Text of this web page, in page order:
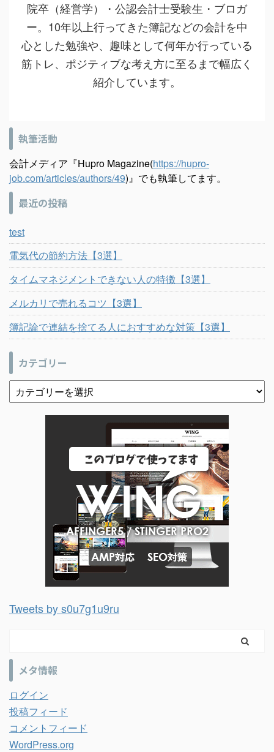
院卒（経営学）・公認会計士受験生・ブロガ
ー。10年以上行ってきた簿記などの会計を中
心とした勉強や、趣味として何年か行っている
筋トレ、ポジティブな考え方に至るまで幅広く
紹介しています。
執筆活動
会計メディア『Hupro Magazine(https://hupro-
job.com/articles/authors/49)』でも執筆してます。
最近の投稿
test
電気代の節約方法【3選】
タイムマネジメントできない人の特徴【3選】
メルカリで売れるコツ【3選】
簿記論で連結を捨てる人におすすめな対策【3選】
カテゴリー
Tweets by s0u7g1u9ru
メタ情報
ログイン
投稿フィード
コメントフィード
WordPress.org